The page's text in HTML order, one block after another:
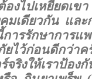
ไปเหยียดเขา
มเดียวกัน แล
รรักษาการแ
ไว้ก่อนดีกว่า
จริงให้เราป้อ